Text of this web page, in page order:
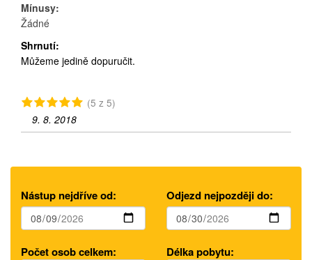
Mínusy:
Žádné
Shrnutí:
Můžeme jedině dopuručit.
(5 z 5)
9. 8. 2018
Nástup nejdříve od: Odjezd nejpozději do:
Počet osob celkem: Délka pobytu: